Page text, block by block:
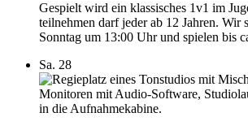
Gespielt wird ein klassisches 1v1 im
teilnehmen darf jeder ab 12 Jahren. Wir
Sonntag um 13:00 Uhr und spielen bis
Sa. 28